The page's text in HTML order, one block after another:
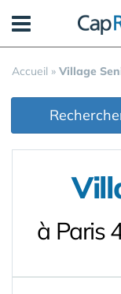
Accueil » Village
à Paris